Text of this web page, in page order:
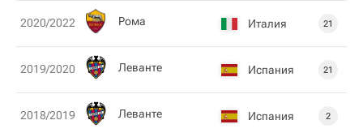
2020/2022 Рома Италия 21
2019/2020 Леванте Испания 21
2018/2019 Леванте Испания 2